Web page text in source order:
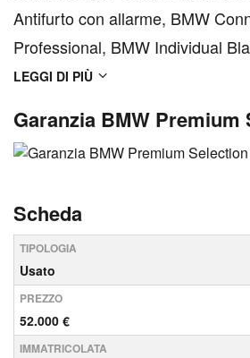
Antifurto con allarme, BMW
Professional, BMW Individual
Shadow Line, BMW Intelligent
sul tetto BMW Individual in high-
Bulloni antifu...
LEGGI DI PIÙ
Garanzia BMW Premium
Scheda
TIPOLOGIA
Usato
PREZZO
52.000 €
IMMATRICOLATA